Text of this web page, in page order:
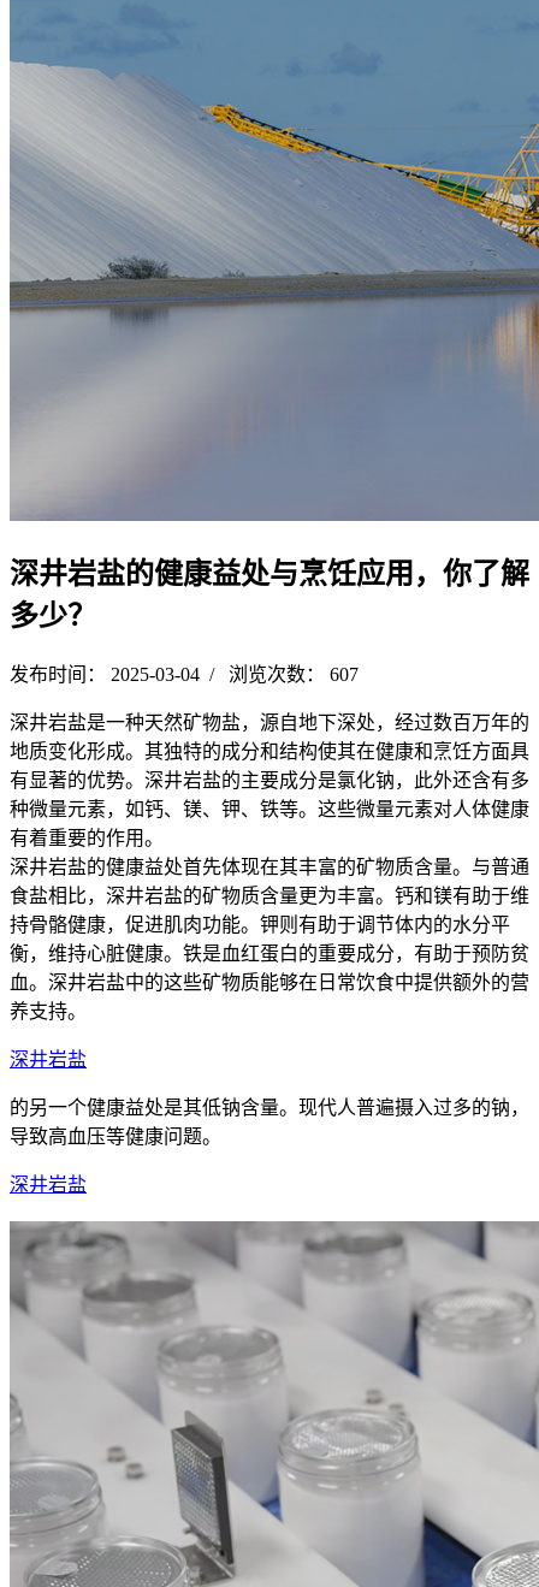
深井岩盐的健康益处与烹饪应用，你了解
多少？
发布时间： 2025-03-04 / 浏览次数： 607
深井岩盐是一种天然矿物盐，源自地下深处，经过数百万年的
地质变化形成。其独特的成分和结构使其在健康和烹饪方面具
有显著的优势。深井岩盐的主要成分是氯化钠，此外还含有多
种微量元素，如钙、镁、钾、铁等。这些微量元素对人体健康
有着重要的作用。
深井岩盐的健康益处首先体现在其丰富的矿物质含量。与普通
食盐相比，深井岩盐的矿物质含量更为丰富。钙和镁有助于维
持骨骼健康，促进肌肉功能。钾则有助于调节体内的水分平
衡，维持心脏健康。铁是血红蛋白的重要成分，有助于预防贫
血。深井岩盐中的这些矿物质能够在日常饮食中提供额外的营
养支持。
深井岩盐
的另一个健康益处是其低钠含量。现代人普遍摄入过多的钠，
导致高血压等健康问题。
深井岩盐